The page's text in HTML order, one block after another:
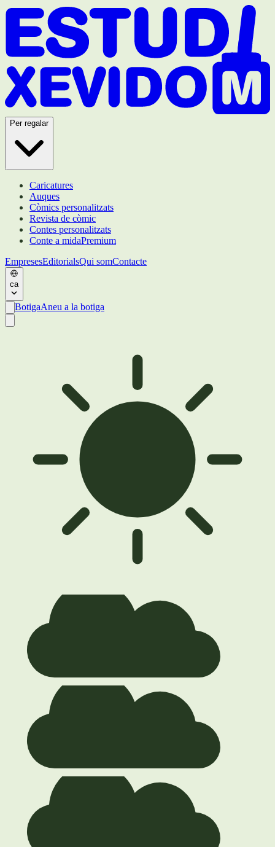
Per regalar
Caricatures
Auques
Còmics personalitzats
Revista de còmic
Contes personalitzats
Conte a midaPremium
EmpresesEditorialsQui somContacte
ca
BotigaAneu a la botiga